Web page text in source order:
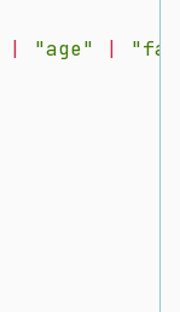
| "age" |